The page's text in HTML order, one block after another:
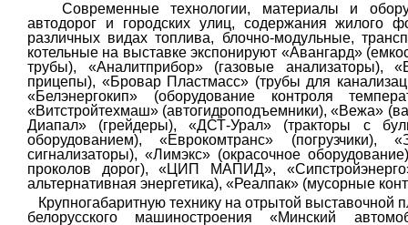
Современные технологии, материалы и
автодорог и городских улиц, содержания жилого
различных видах топлива, блочно-модульные,
котельные на выставке экспонируют «Авангард»
трубы), «Аналитприбор» (газовые анализаторы),
прицепы), «Бровар Пластмасс» (трубы для
«Белэнергокип» (оборудование контроля
«Витстройтехмаш» (автогидроподъемники), «Вежа»
Диапал» (грейдеры), «ДСТ-Урал» (тракторы с
оборудованием), «Еврокомтранс» (погрузчики),
сигнализаторы), «Лимэкс» (окрасочное
проколов дорог), «ЦИП МАПИД»,
альтернативная энергетика), «Реалпак» (мусорные
Крупногабаритную технику на отрытой выставочной
белорусского машиностроения «Минский